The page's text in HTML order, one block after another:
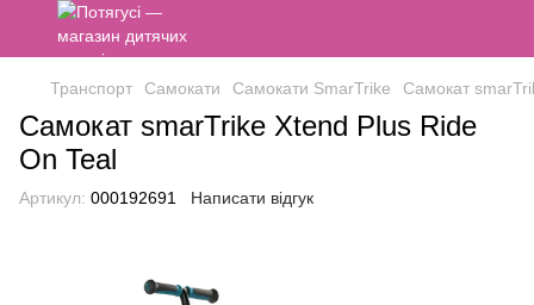
Транспорт Самокати Самокати SmarTrike Самокат
Самокат smarTrike Xtend Plus Ride
On Teal
Артикул: 000192691 Написати відгук